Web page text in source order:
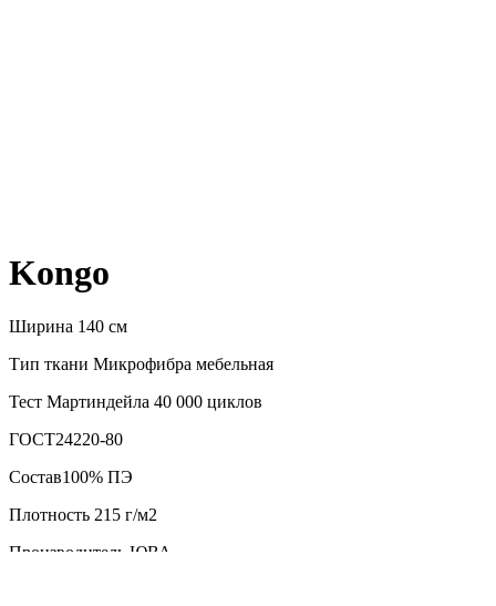
Kongo
Ширина 140 см
Тип ткани Микрофибра мебельная
Тест Мартиндейла 40 000 циклов
ГОСТ24220-80
Состав100% ПЭ
Плотность 215 г/м2
Производитель ЮВА